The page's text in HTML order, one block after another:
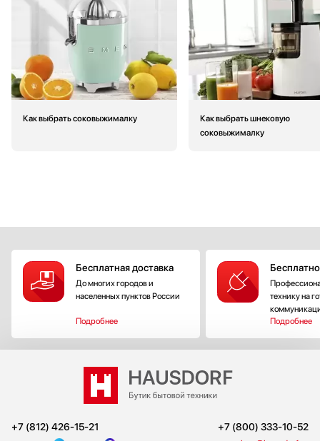
Как выбрать соковыжималку
Как выбрать шнековую
соковыжималку
Бесплатная доставка
До многих городов и
населенных пунктов России
Подробнее
технику на
Подробнее
+7 (812) 426-15-21 +7 (800) 333-10-52